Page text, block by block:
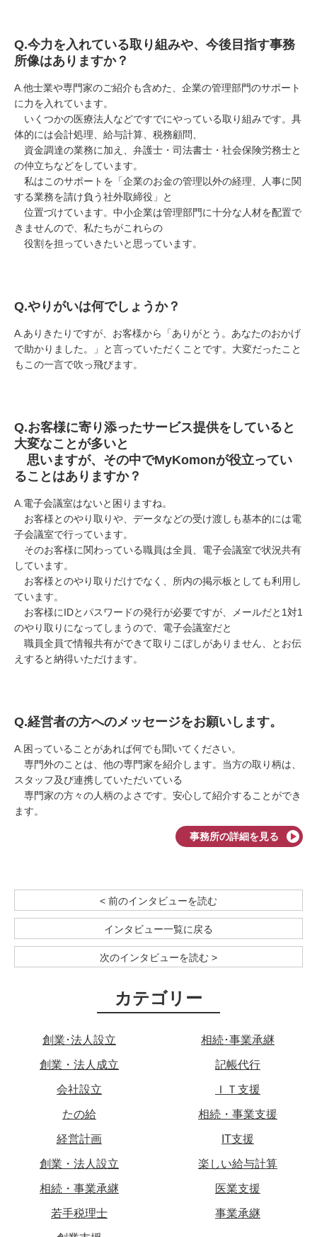
Q.今力を入れている取り組みや、今後目指す事務
所像はありますか？
A. 他士業や専門家のご紹介も含めた、企業の管理部門のサポート
に力を入れています。
いくつかの医療法人などですでにやっている取り組みです。具
体的には会計処理、給与計算、税務顧問、
資金調達の業務に加え、弁護士・司法書士・社会保険労務士と
の仲立ちなどをしています。
私はこのサポートを「企業のお金の管理以外の経理、人事に関
する業務を請け負う社外取締役」と
位置づけています。中小企業は管理部門に十分な人材を配置で
きませんので、私たちがこれらの
役割を担っていきたいと思っています。
Q.やりがいは何でしょうか？
A. ありきたりですが、お客様から「ありがとう。あなたのおかげ
で助かりました。」と言っていただくことです。大変だったこと
もこの一言で吹っ飛びます。
Q.お客様に寄り添ったサービス提供をしていると
大変なことが多いと
思いますが、その中でMyKomonが役立ってい
ることはありますか？
A. 電子会議室はないと困りますね。
お客様とのやり取りや、データなどの受け渡しも基本的には電
子会議室で行っています。
そのお客様に関わっている職員は全員、電子会議室で状況共有
しています。
お客様とのやり取りだけでなく、所内の掲示板としても利用し
ています。
お客様にIDとパスワードの発行が必要ですが、メールだと 1対1
のやり取りになってしまうので、電子会議室だと
職員全員で情報共有ができて取りこぼしがありません、とお伝
えすると納得いただけます。
Q.経営者の方へのメッセージをお願いします。
A. 困っていることがあれば何でも聞いてください。
専門外のことは、他の専門家を紹介します。当方の取り柄は、
スタッフ及び連携していただいている
専門家の方々の人柄のよさです。安心して紹介することができ
ます。
事務所の詳細を見る
< 前のインタビューを読む
インタビュー一覧に戻る
次のインタビューを読む >
カテゴリー
創業･法人設立 相続･事業承継
創業・法人成立 記帳代行
会社設立 ＩＴ支援
たの給 相続・事業支援
経営計画 IT支援
創業・法人設立 楽しい給与計算
相続・事業承継 医業支援
若手税理士 事業承継